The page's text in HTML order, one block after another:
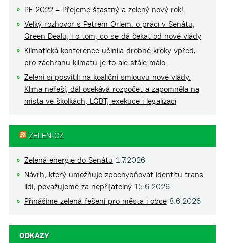
PF 2022 – Přejeme šťastný a zelený nový rok!
Velký rozhovor s Petrem Orlem: o práci v Senátu,
Green Dealu, i o tom, co se dá čekat od nové vlády
Klimatická konference učinila drobné kroky vpřed,
pro záchranu klimatu je to ale stále málo
Zelení si posvítili na koaliční smlouvu nové vlády.
Klima neřeší, dál osekává rozpočet a zapomněla na
místa ve školkách, LGBT, exekuce i legalizaci
ZELENI.CZ
Zelená energie do Senátu 1.7.2026
Návrh, který umožňuje zpochybňovat identitu trans
lidí, považujeme za nepřijatelný 15.6.2026
Přinášíme zelená řešení pro města i obce 8.6.2026
ODKAZY